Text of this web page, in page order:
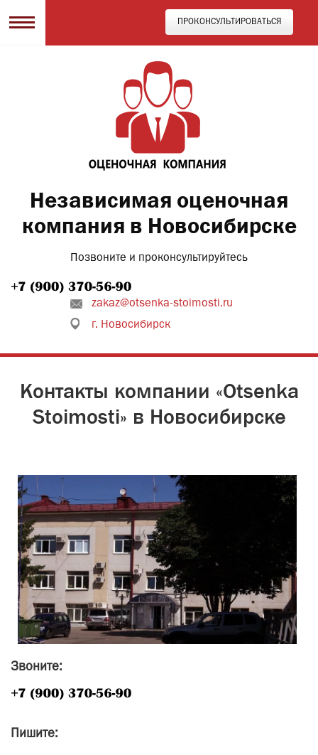
ПРОКОНСУЛЬТИРОВАТЬСЯ
Независимая оценочная
компания в Новосибирске
Позвоните и проконсультируйтесь
zakaz@otsenka-stoimosti.ru
г. Новосибирск
Контакты компании «Otsenka
Stoimosti» в Новосибирске
Звоните:
Пишите: